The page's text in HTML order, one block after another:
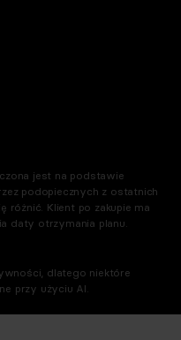
jest na podstawie
podopiecznych z ostatnich
różnić. Klient po zakupie ma
daty otrzymania planu.
dlatego niektóre
przy użyciu AI.